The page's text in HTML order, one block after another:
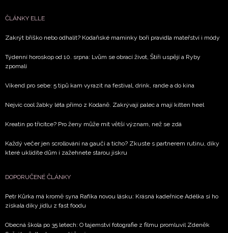
ČLÁNKY ELLE
Zakrýt bříško nebo odhalit? Kodaňské maminky boří pravidla mateřství i módy
Týdenní horoskop od 10. srpna: Lvům se obrací život, Štíři uspějí a Ryby
zpomalí
Víkend pro sebe: 5 tipů kam vyrazit na festival, drink, rande a do kina
Nejvíc cool žabky léta přímo z Kodaně. Zakrývají palec a mají kitten heel
Kreatin po třicítce? Pro ženy může mít větší význam, než se zdá
Každý večer jen scrollování na gauči a ticho? Zkuste s partnerem rutinu, díky
které uklidíte dům i zažehnete starou jiskru
DOPORUČENÉ ČLÁNKY
Petr Kůrka má kromě syna Rafíka novou lásku: Krásná kadeřnice Adélka si ho
získala díky jídlu z fast foodu
Obecná škola po 35 letech: O tajemství fotografie z filmu promluvil Zdeněk